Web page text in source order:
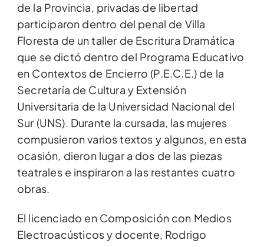
de la Provincia, privadas de libertad
participaron dentro del penal de Villa
Floresta de un taller de Escritura Dramática
que se dictó dentro del Programa Educativo
en Contextos de Encierro (P.E.C.E.) de la
Secretaría de Cultura y Extensión
Universitaria de la Universidad Nacional del
Sur (UNS). Durante la cursada, las mujeres
compusieron varios textos y algunos, en esta
ocasión, dieron lugar a dos de las piezas
teatrales e inspiraron a las restantes cuatro
obras.
El licenciado en Composición con Medios
Electroacústicos y docente, Rodrigo